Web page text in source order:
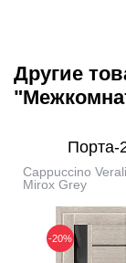
Другие
Порта-
Cappuccino
Mirox Grey
-20%